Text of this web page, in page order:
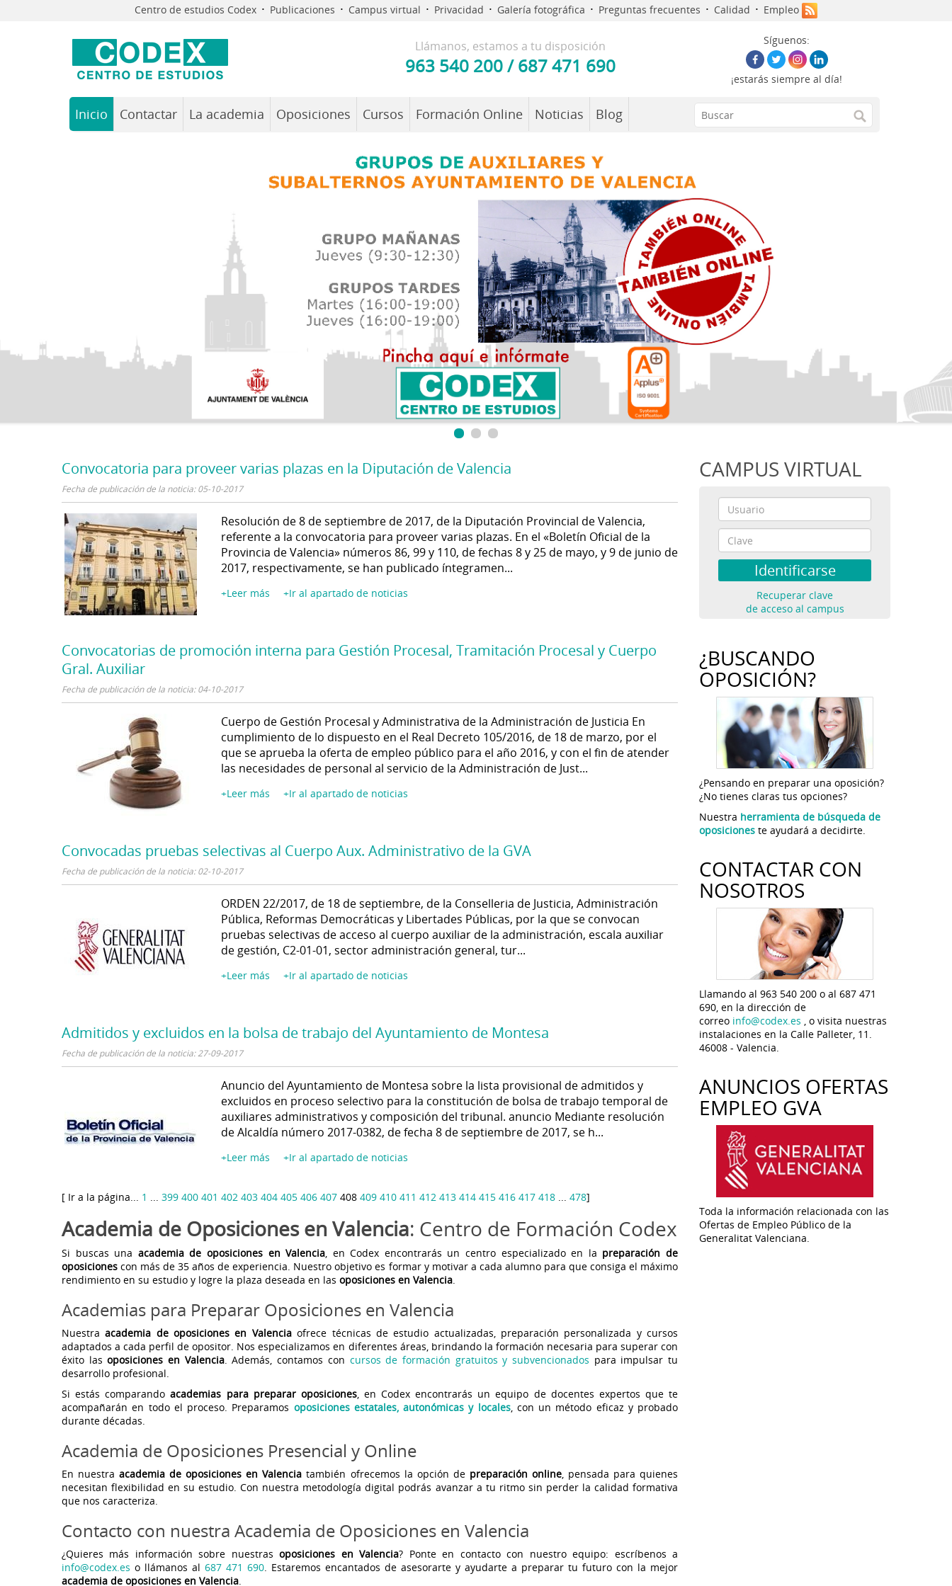
Centro de estudios Codex · Publicaciones · Campus virtual · Privacidad · Galería fotográfica · Preguntas frecuentes · Calidad · Empleo
Llámanos, estamos a tu disposición
963 540 200/687 471 690
Síguenos:
¡estarás siempre al día!
Inicio Contactar La academia Oposiciones Cursos Formación Online Noticias Blog
Convocatoria para proveer varias plazas en la Diputación de Valencia
Fecha de publicación de la noticia: 05-10-2017
Resolución de 8 de septiembre de 2017, de la Diputación Provincial de Valencia,
referente a la convocatoria para proveer varias plazas. En el «Boletín Oficial de la
Provincia de Valencia» números 86, 99 y 110, de fechas 8 y 25 de mayo, y 9 de junio de
2017, respectivamente, se han publicado íntegramen...
+Leer más +Ir al apartado de noticias
Convocatorias de promoción interna para Gestión Procesal, Tramitación Procesal y Cuerpo
Gral. Auxiliar
Fecha de publicación de la noticia: 04-10-2017
Cuerpo de Gestión Procesal y Administrativa de la Administración de Justicia En
cumplimiento de lo dispuesto en el Real Decreto 105/2016, de 18 de marzo, por el
que se aprueba la oferta de empleo público para el año 2016, y con el fin de atender
las necesidades de personal al servicio de la Administración de Just...
+Leer más +Ir al apartado de noticias
Convocadas pruebas selectivas al Cuerpo Aux. Administrativo de la GVA
Fecha de publicación de la noticia: 02-10-2017
ORDEN 22/2017, de 18 de septiembre, de la Conselleria de Justicia, Administración
Pública, Reformas Democráticas y Libertades Públicas, por la que se convocan
pruebas selectivas de acceso al cuerpo auxiliar de la administración, escala auxiliar
de gestión, C2-01-01, sector administración general, tur...
+Leer más +Ir al apartado de noticias
Admitidos y excluidos en la bolsa de trabajo del Ayuntamiento de Montesa
Fecha de publicación de la noticia: 27-09-2017
Anuncio del Ayuntamiento de Montesa sobre la lista provisional de admitidos y
excluidos en proceso selectivo para la constitución de bolsa de trabajo temporal de
auxiliares administrativos y composición del tribunal. anuncio Mediante resolución
de Alcaldía número 2017-0382, de fecha 8 de septiembre de 2017, se h...
+Leer más +Ir al apartado de noticias
[ Ir a la página... 1 ... 399 400 401 402 403 404 405 406 407 408 409 410 411 412 413 414 415 416 417 418 ... 478]
Academia de Oposiciones en Valencia: Centro de Formación Codex
Si buscas una academia de oposiciones en Valencia, en Codex encontrarás un centro especializado en la preparación de
oposiciones con más de 35 años de experiencia. Nuestro objetivo es formar y motivar a cada alumno para que consiga el máximo
rendimiento en su estudio y logre la plaza deseada en las oposiciones en Valencia.
Academias para Preparar Oposiciones en Valencia
Nuestraacademia de oposiciones en Valenciaofrece técnicas de estudio actualizadas, preparación personalizada y cursos
adaptados a cada perfil de opositor. Nos especializamos en diferentes áreas, brindando la formación necesaria para superar con
éxito lasoposiciones en Valencia. Además, contamos con cursos de formación gratuitos y subvencionados para impulsar tu
desarrollo profesional.
Si estás comparandoacademias para preparar oposiciones, en Codex encontrarás un equipo de docentes expertos que te
acompañarán en todo el proceso. Preparamos oposiciones estatales, autonómicas y locales, con un método eficaz y probado
durante décadas.
Academia de Oposiciones Presencial y Online
En nuestraacademia de oposiciones en Valencia también ofrecemos la opción de preparación online, pensada para quienes
necesitan flexibilidad en su estudio. Con nuestra metodología digital podrás avanzar a tu ritmo sin perder la calidad formativa
que nos caracteriza.
Contacto con nuestra Academia de Oposiciones en Valencia
¿Quieres más información sobre nuestrasoposiciones en Valencia? Ponte en contacto con nuestro equipo: escríbenos a
info@codex.es o llámanos al 687 471 690. Estaremos encantados de asesorarte y ayudarte a preparar tu futuro con la mejor
academia de oposiciones en Valencia.
CAMPUS VIRTUAL
Recuperar clave
de acceso al campus
¿BUSCANDO
OPOSICIÓN?
¿Pensando en preparar una oposición?
¿No tienes claras tus opciones?
Nuestra herramienta de búsqueda de
oposiciones te ayudará a decidirte.
CONTACTAR CON
NOSOTROS
Llamando al 963 540 200 o al 687 471
690, en la dirección de
correo info@codex.es , o visita nuestras
instalaciones en la Calle Palleter, 11.
46008 - Valencia.
ANUNCIOS OFERTAS
EMPLEO GVA
Toda la información relacionada con las
Ofertas de Empleo Público de la
Generalitat Valenciana.